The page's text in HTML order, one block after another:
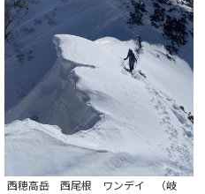
西穂高岳 西尾根 ワンデイ （岐